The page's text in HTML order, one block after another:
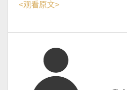
<观看原文>